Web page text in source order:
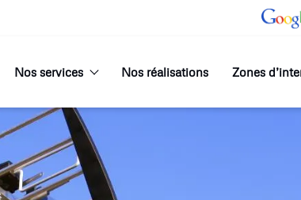
Nos services Nos réalisations Zones